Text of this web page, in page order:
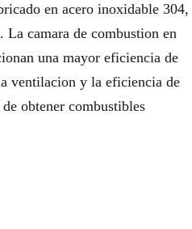
en acero inoxidable 304,
La camara de combustion en
una mayor eficiencia de
ventilacion y la eficiencia de
obtener combustibles